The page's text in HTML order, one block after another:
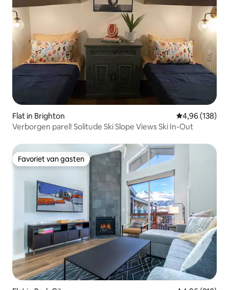
Flat in Brighton Gemiddelde
4,96 (138)
Verborgen parel! Solitude Ski Slope Views Ski In-Out
Favoriet van gasten
Favoriet van gasten